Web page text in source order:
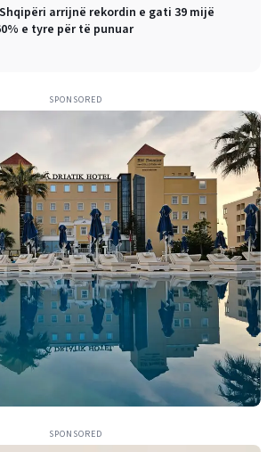
arrijnë rekordin e gati 39 mijë
e tyre për të punuar
SPONSORED
SPONSORED